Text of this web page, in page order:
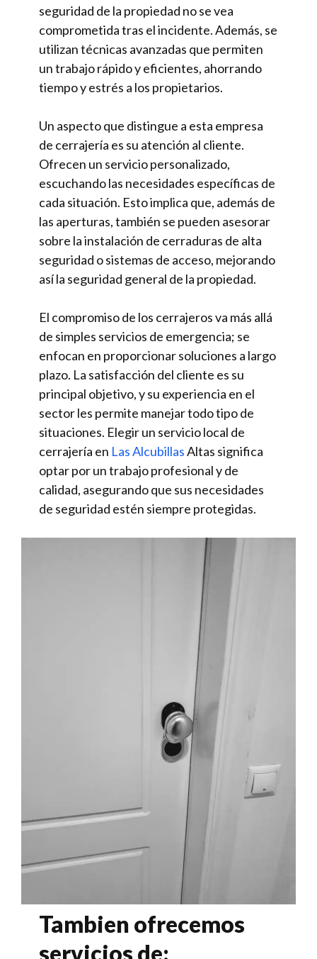
seguridad de la propiedad no se vea
comprometida tras el incidente. Además, se
utilizan técnicas avanzadas que permiten
un trabajo rápido y eficientes, ahorrando
tiempo y estrés a los propietarios.
Un aspecto que distingue a esta empresa
de cerrajería es su atención al cliente.
Ofrecen un servicio personalizado,
escuchando las necesidades específicas de
cada situación. Esto implica que, además de
las aperturas, también se pueden asesorar
sobre la instalación de cerraduras de alta
seguridad o sistemas de acceso, mejorando
así la seguridad general de la propiedad.
El compromiso de los cerrajeros va más allá
de simples servicios de emergencia; se
enfocan en proporcionar soluciones a largo
plazo. La satisfacción del cliente es su
principal objetivo, y su experiencia en el
sector les permite manejar todo tipo de
situaciones. Elegir un servicio local de
cerrajería en Las AlcubillasAltas significa
optar por un trabajo profesional y de
calidad, asegurando que sus necesidades
de seguridad estén siempre protegidas.
Tambien ofrecemos
servicios de: